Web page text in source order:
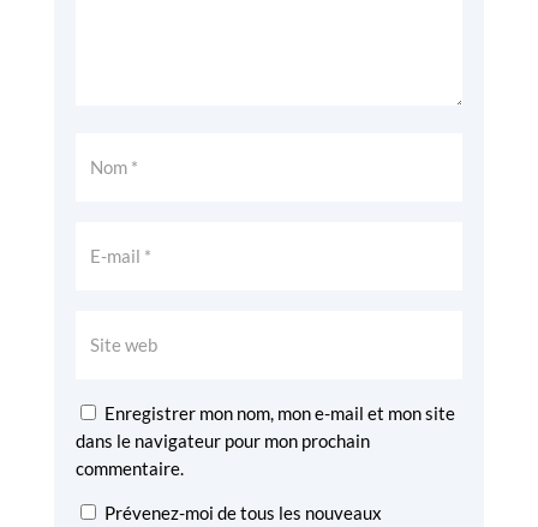
Enregistrer mon nom, mon e-mail et mon site
dans le navigateur pour mon prochain
commentaire.
Prévenez-moi de tous les nouveaux